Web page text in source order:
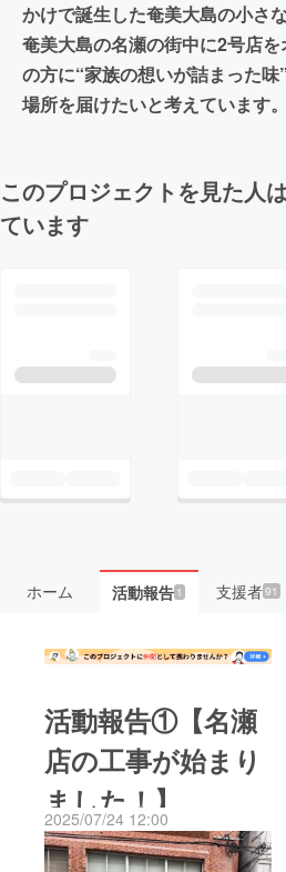
かけで誕生した奄美大島の小さ
奄美大島の名瀬の街中に2号店を
の方に“家族の想いが詰まった
場所を届けたいと考えています。
このプロジェクトを見た人
ています
ホーム 活動報告1 支援者91
活動報告①【名瀬
店の工事が始まり
ました！】
2025/07/24 12:00